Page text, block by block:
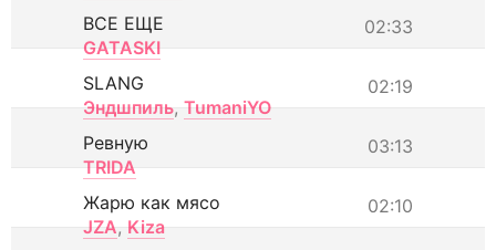
02:33
ВСЕ ЕЩЕ
GATASKI
02:19
SLANG
Эндшпиль, TumaniYO
03:13
Ревную
TRIDA
02:10
Жарю как мясо
JZA, Kiza